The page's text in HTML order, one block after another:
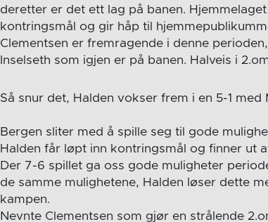
deretter er det ett lag på banen.
kontringsmål og gir håp til
Clementsen er fremragende i denne
Inselseth som igjen er på banen. Halveis i
Så snur det, Halden vokser frem i en 5-1
Bergen sliter med å spille seg til gode
Halden får løpt inn kontringsmål og finner ut
Der 7-6 spillet ga oss gode muligheter
de samme mulighetene, Halden løser dette
kampen.
Nevnte Clementsen som gjør en strålende